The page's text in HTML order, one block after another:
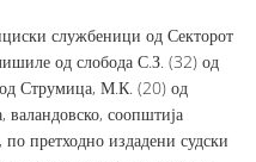
службеници од Секторот
од слобода С.З. (32) од
Струмица, М.К. (20) од
соопштија
претходно издадени судски